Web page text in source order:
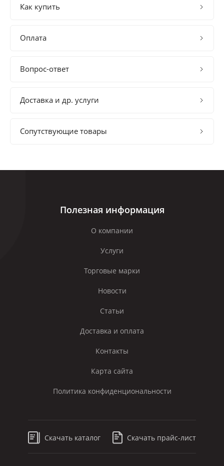
Как купить
Оплата
Вопрос-ответ
Доставка и др. услуги
Сопутствующие товары
Полезная информация
О компании
Услуги
Торговые марки
Новости
Статьи
Доставка и оплата
Контакты
Карта сайта
Политика конфиденциональности
Скачать каталог Скачать прайс-лист